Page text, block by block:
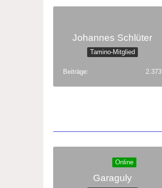
Johannes Schlüter
Tamino-Mitglied
Beiträge 2.373
Online
Garaguly